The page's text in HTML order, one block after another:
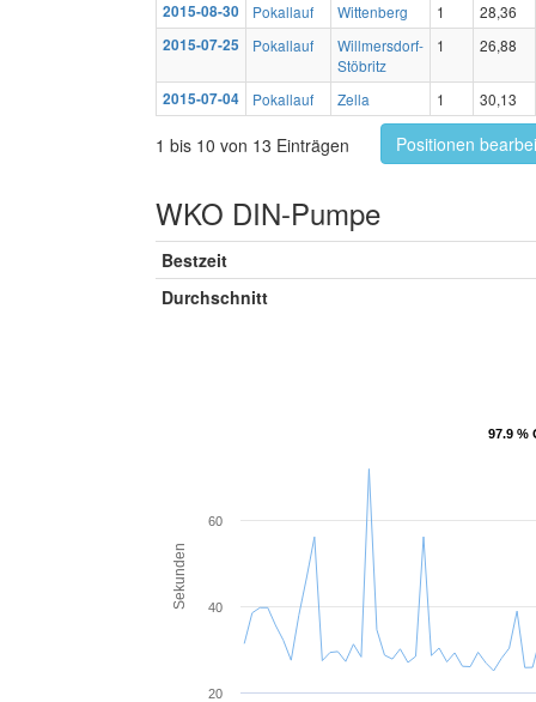
2015-08-30
Pokallauf Wittenberg 1
28,36
2015-07-25
Pokallauf
Willmersdorf-
Stöbritz
1 26,88
2015-07-04 Pokallauf Zella 1 30,13
1 bis 10 von 13 Einträgen Positionen
WKO DIN-Pumpe
Bestzeit
Durchschnitt
97.9 %
97.9 %
Sekunden
20
40
60